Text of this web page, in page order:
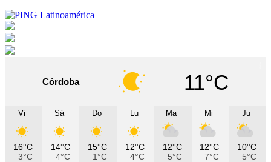
Córdoba 11°C
Vi
16°C
3°C
Sá
14°C
4°C
Do
15°C
1°C
Lu
12°C
4°C
Ma
12°C
5°C
Mi
12°C
7°C
Ju
10°C
5°C